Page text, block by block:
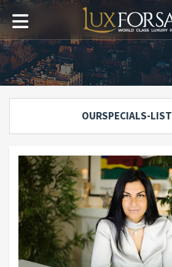
OURSPECIALS-LIST